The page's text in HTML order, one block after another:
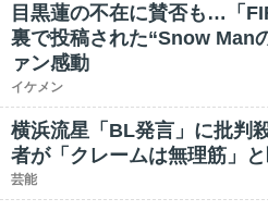
目黒蓮の不在に賛否も…「
裏で投稿された“Snow Man
ァン感動
イケメン
横浜流星「BL発言」に批判
者が「クレームは無理筋」
芸能